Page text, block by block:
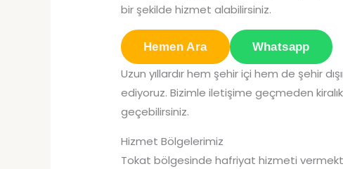
bir şekilde hizmet alabilirsiniz.
Hemen Ara Whatsapp
Uzun yıllardır hem şehir içi hem de şehir
ediyoruz. Bizimle iletişime geçmeden
geçebilirsiniz.
Hizmet Bölgelerimiz
Tokat bölgesinde hafriyat hizmeti